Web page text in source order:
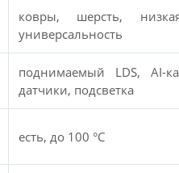
ковры, шерсть,
универсальность
поднимаемый LDS, AI-
датчики, подсветка
есть, до 100 °C